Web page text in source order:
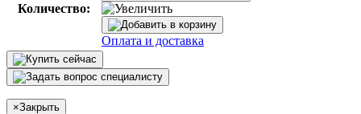
Количество:
Оплата и доставка
×Закрыть